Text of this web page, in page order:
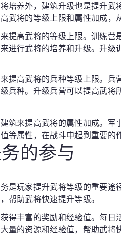
培养外，建筑升级也是提升
武将的等级上限和属性加成，
提高武将的等级上限。训练营
进行武将的培养和升级。升
提高武将的兵种等级上限。
兵种。升级兵营可以提高武将
筑来提高武将的属性加成。
等属性，在战斗中起到重要的
的参与
是玩家提升武将等级的重要途
帮助武将快速提升等级。
得丰富的奖励和经验值。每
量的资源和经验值，帮助武将